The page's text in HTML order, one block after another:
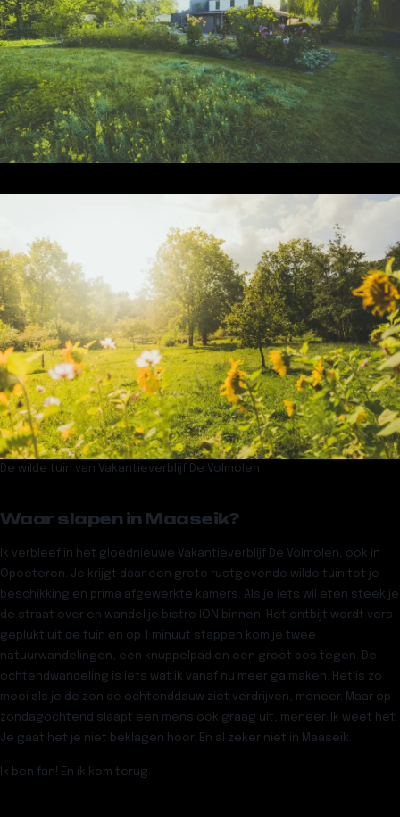
De wilde tuin van Vakantieverblijf De Volmolen
Waar slapen in Maaseik?
Ik verbleef in het gloednieuwe Vakantieverblijf De Volmolen , ook in
Opoeteren. Je krijgt daar een grote rustgevende wilde tuin tot je
beschikking en prima afgewerkte kamers. Als je iets wil eten steek je
de straat over en wandel je bistro
ION
binnen. Het ontbijt wordt vers
geplukt uit de tuin en op 1 minuut stappen kom je twee
natuurwandelingen, een knuppelpad en een groot bos tegen. De
ochtendwandeling is iets wat ik vanaf nu meer ga maken. Het is zo
mooi als je de zon de ochtenddauw ziet verdrijven, meneer. Maar op
zondagochtend slaapt een mens ook graag uit, meneer. Ik weet het.
Je gaat het je niet beklagen hoor. En al zeker niet in Maaseik.
Ik ben fan! En ik kom terug.